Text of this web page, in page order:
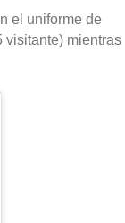
el uniforme de
visitante) mientras